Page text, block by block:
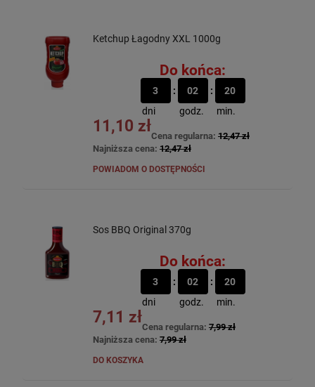
Ketchup Łagodny XXL 1000g
Do końca:
3
dni
02
godz.
20
min.
11,10 zł
Cena regularna: 12,47 zł
Najniższa cena: 12,47 zł
POWIADOM O DOSTĘPNOŚCI
Sos BBQ Original 370g
Do końca:
3
dni
02
godz.
20
min.
7,11 zł
Cena regularna: 7,99 zł
Najniższa cena: 7,99 zł
DO KOSZYKA